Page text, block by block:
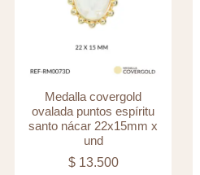
Medalla covergold
ovalada puntos espíritu
santo nácar 22x15mm x
und
$13.500